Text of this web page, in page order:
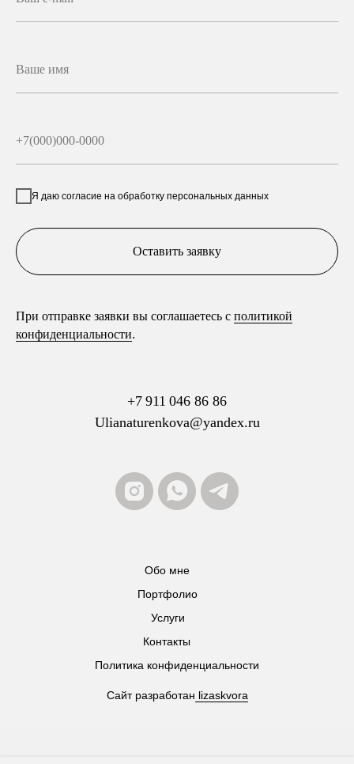
Я даю согласие на обработку персональных данных
Оставить заявку
При отправке заявки вы соглашаетесь с политикой
конфиденциальности.
+7 911 046 86 86
Ulianaturenkova@yandex.ru
Обо мне
Портфолио
Услуги
Политика конфиденциальности
Контакты
Сайт разработан lizaskvora